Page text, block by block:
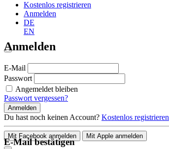
Kostenlos registrieren
Anmelden
DE
EN
Anmelden
E-Mail
Passwort
Angemeldet bleiben
Passwort vergessen?
Anmelden
Du hast noch keinen Account? Kostenlos registrieren
Mit Facebook anmelden Mit Apple anmelden
E-Mail bestätigen